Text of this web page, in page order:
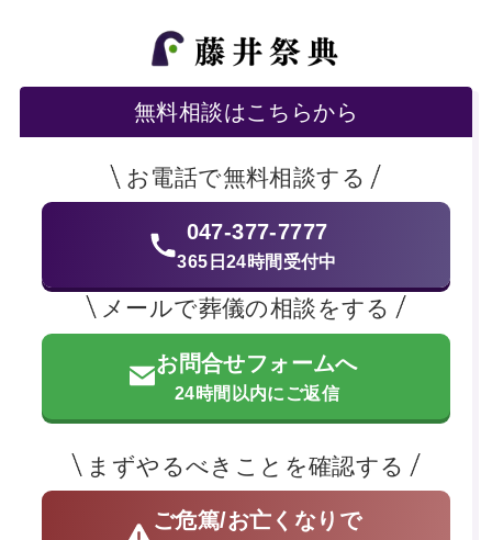
無料相談はこちらから
お電話で無料相談する
047-377-7777
365日24時間受付中
メールで葬儀の相談をする
お問合せフォームへ
24時間以内にご返信
まずやるべきことを確認する
ご危篤/お亡くなりで